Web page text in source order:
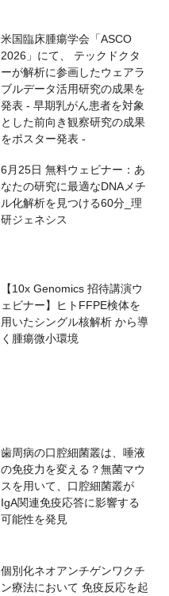
米国臨床腫瘍学会「ASCO
2026」にて、 テックドクタ
ーが解析に参画したウェアラ
ブルデータ活用研究の成果を
発表 - 早期乳がん患者を対象
とした前向き観察研究の成果
をポスター発表 -
6月25日 無料ウェビナー：あ
なたの研究に最適なDNAメチ
ル化解析を見つける60分_理
研ジェネシス
【10x Genomics 招待講演ウ
ェビナー】ヒトFFPE検体を
用いたシングル核解析 から導
く腫瘍微小環境
歯周病の口腔細菌叢は、唾液
の免疫力を変える？無菌マウ
スを用いて、口腔細菌叢が
IgA関連免疫応答に影響する
可能性を発見
個別化ネオアンチゲンワクチ
ン療法において 免疫反応を起